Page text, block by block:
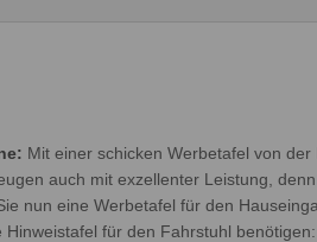
Mit einer schicken Werbetafel von
auch mit exzellenter Leistung,
nun eine Werbetafel für den
für den Fahrstuhl benötigen: